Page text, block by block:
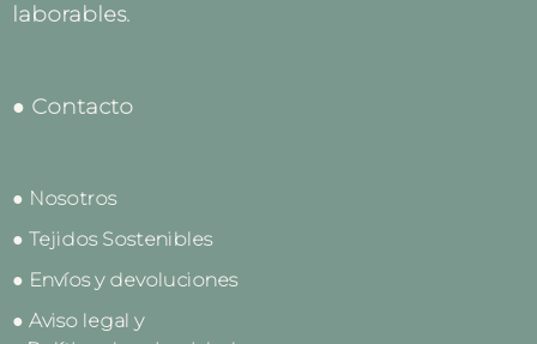
laborables.
● Contacto
● Nosotros
● Tejidos Sostenibles
● Envíos y devoluciones
● Aviso legal y